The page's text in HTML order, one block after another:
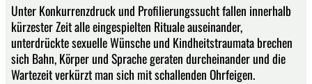
Unter Konkurrenzdruck und Profilierungssucht fallen innerhalb
kürzester Zeit alle eingespielten Rituale auseinander,
unterdrückte sexuelle Wünsche und Kindheitstraumata brechen
sich Bahn, Körper und Sprache geraten durcheinander und die
Wartezeit verkürzt man sich mit schallenden Ohrfeigen.